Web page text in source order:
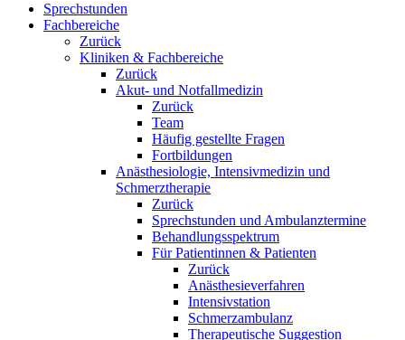
Sprechstunden
Fachbereiche
Zurück
Kliniken & Fachbereiche
Zurück
Akut- und Notfallmedizin
Zurück
Team
Häufig gestellte Fragen
Fortbildungen
Anästhesiologie, Intensivmedizin und
Schmerztherapie
Zurück
Sprechstunden und Ambulanztermine
Behandlungsspektrum
Für Patientinnen & Patienten
Zurück
Anästhesieverfahren
Intensivstation
Schmerzambulanz
Therapeutische Suggestion